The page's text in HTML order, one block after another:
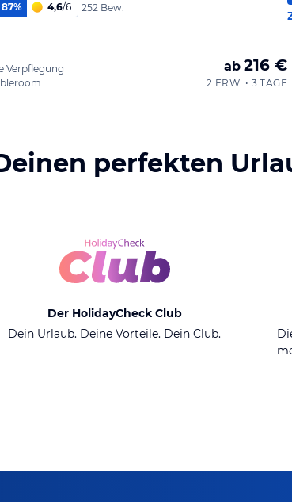
87% 4,6/6 252 Bew.
Verpflegung
ab 216 €
2 ERW. • 3 TAGE
perfekten
Der HolidayCheck Club
Dein Urlaub. Deine Vorteile. Dein Club.